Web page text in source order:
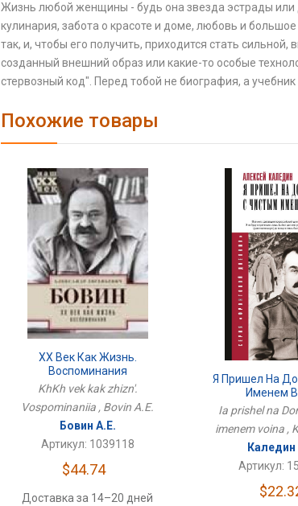
Жизнь любой женщины - будь она звезда эстрады или
кулинария, забота о красоте и доме, любовь и
так, и, чтобы его получить, приходится стать
созданный внешний образ или какие-то особые
стервозный код". Перед тобой не биография, а
Похожие товары
ХХ Век Как Жизнь.
Воспоминания
KhKh vek kak zhizn'.
Vospominaniia , Bovin A.E.
Бовин А.Е.
Артикул: 1039118
$44.74
Доставка за 14–20 дней
Я Пришел На
Именем
Ia prishel na
imenem voina ,
Артикул: